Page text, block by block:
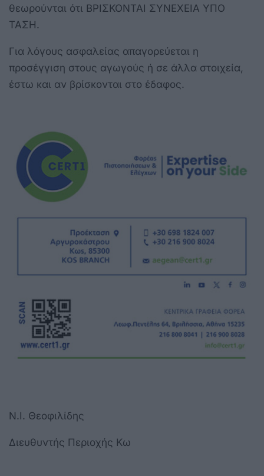
θεωρούνται ότι ΒΡΙΣΚΟΝΤΑΙ ΣΥΝΕΧΕΙΑ ΥΠΟ
ΤΑΣΗ.
Για λόγους ασφαλείας απαγορεύεται η
προσέγγιση στους αγωγούς ή σε άλλα στοιχεία,
έστω και αν βρίσκονται στο έδαφος.
Ν.Ι. Θεοφιλίδης
Διευθυντής Περιοχής Κω